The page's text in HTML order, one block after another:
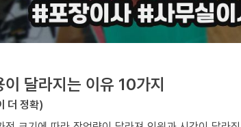
달라지는 이유 10가지
더 정확)